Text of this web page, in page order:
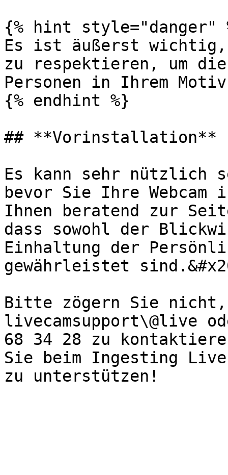
{% hint style="danger"
Es ist äußerst
zu respektieren, um
Personen in Ihrem
{% endhint %}
## **Vorinstallation**
Es kann sehr nützlich
bevor Sie Ihre
Ihnen beratend zur
dass sowohl der
Einhaltung der
gewährleistet
Bitte zögern Sie
livecamsupport\@live
68 34 28 zu
Sie beim Ingesting